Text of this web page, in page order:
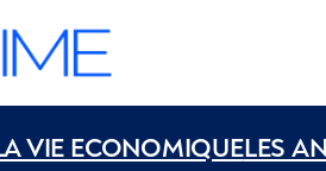
VIE ECONOMIQUELES